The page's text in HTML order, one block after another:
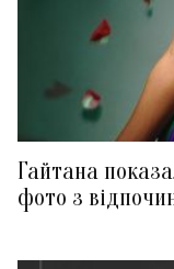
Гайтана
фото з